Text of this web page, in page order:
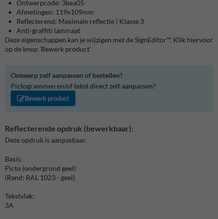
Ontwerpcode: 3bea05
Afmetingen: 119x109mm
Reflecterend: Maximale reflectie | Klasse 3
Anti-graffiti laminaat
Deze eigenschappen kan je wijzigen met de SignEditor™. Klik hiervoor
op de knop 'Bewerk product'
Ontwerp zelf aanpassen of bestellen?
Pictogrammen en/of tekst direct zelf aanpassen?
Bewerk product
Reflecterende opdruk (bewerkbaar):
Deze opdruk is aanpasbaar.
Basis:
Picto (ondergrond geel)
(Rand: RAL 1023 - geel)
Tekstvlak:
3A